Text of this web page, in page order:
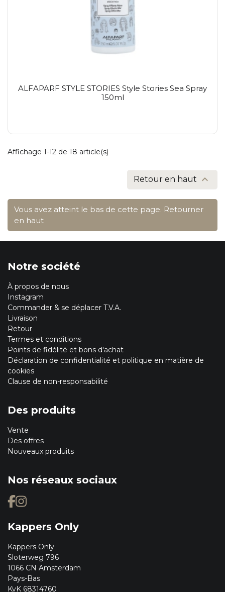
ALFAPARF STYLE STORIES Style Stories Sea Spray
150ml
Affichage 1-12 de 18 article(s)
Retour en haut 
Vous avez atteint le bas de cette page. Retourner
en haut
Notre société
À propos de nous
Instagram
Commander & se déplacer T.V.A.
Livraison
Retour
Termes et conditions
Points de fidélité et bons d'achat
Déclaration de confidentialité et politique en matière de
cookies
Clause de non-responsabilité
Des produits
Vente
Des offres
Nouveaux produits
Nos réseaux sociaux
Kappers Only
Kappers Only
Sloterweg 796
1066 CN Amsterdam
Pays-Bas
KvK 68314760